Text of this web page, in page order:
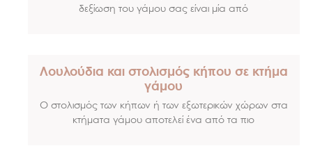
δεξίωση του γάμου σας είναι μία από
Λουλούδια και στολισμός κήπου σε κτήμα
γάμου
Ο στολισμός των κήπων ή των εξωτερικών χώρων στα
κτήματα γάμου αποτελεί ένα από τα πιο